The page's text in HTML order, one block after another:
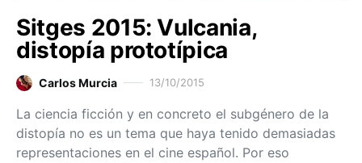
Sitges 2015: Vulcania,
distopía prototípica
Carlos Murcia 13/10/2015
La ciencia ficción y en concreto el subgénero de la
distopía no es un tema que haya tenido demasiadas
representaciones en el cine español. Por eso